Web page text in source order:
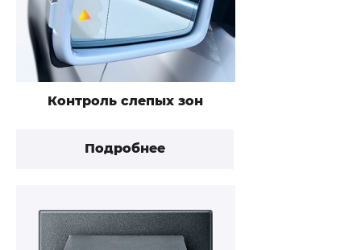
Контроль слепых зон
Подробнее